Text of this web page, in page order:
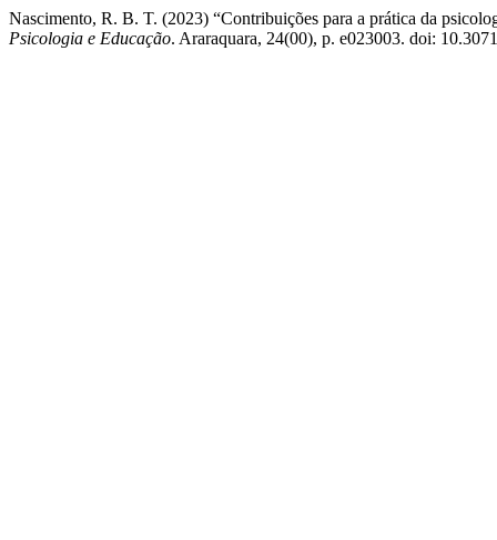
Nascimento, R. B. T. (2023) “Contribuições para a prática da
Psicologia e Educação. Araraquara, 24(00), p. e023003. doi: